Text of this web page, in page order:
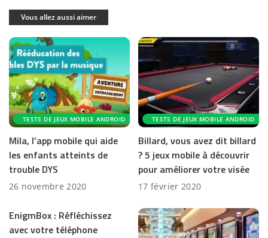
Vous allez aussi aimer
TESTS DE JEUX MOBILE ANDROID
Mila, l’app mobile qui aide
les enfants atteints de
trouble DYS
26 novembre 2020
TESTS DE JEUX MOBILE ANDROID
Billard, vous avez dit billard
? 5 jeux mobile à découvrir
pour améliorer votre visée
17 février 2020
EnigmBox : Réfléchissez
avec votre téléphone